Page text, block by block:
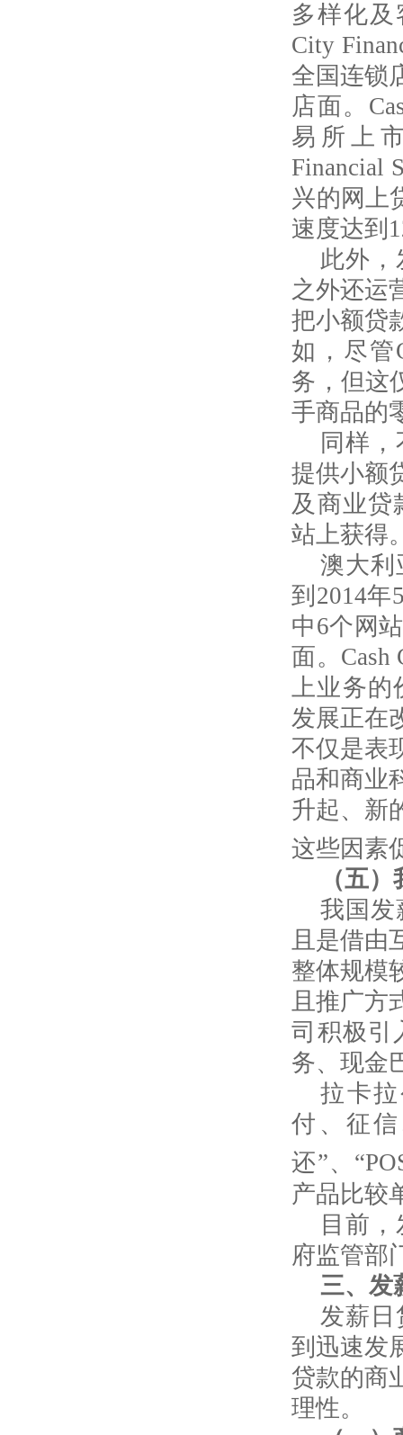
多样化
City
全国连锁
店面。
易所上
Financial
兴的网上
速度达到
此外
之外还运
把小额贷
如， 尽管
务，但这
手商品的
同样
提供小额
及商业贷
站上获得
澳大利
到 2014年
中6个网
面。 Cash
上业务的
发展正在
不仅是表
品和商业
升起、新
这些因素
（五
我国发
且是借由
整体规模
且推广方
司积极引
务、现金
拉卡
付、征
还”、“
产品比较
目前
府监管部
三、发
发薪日
到迅速发
贷款的商
理性。